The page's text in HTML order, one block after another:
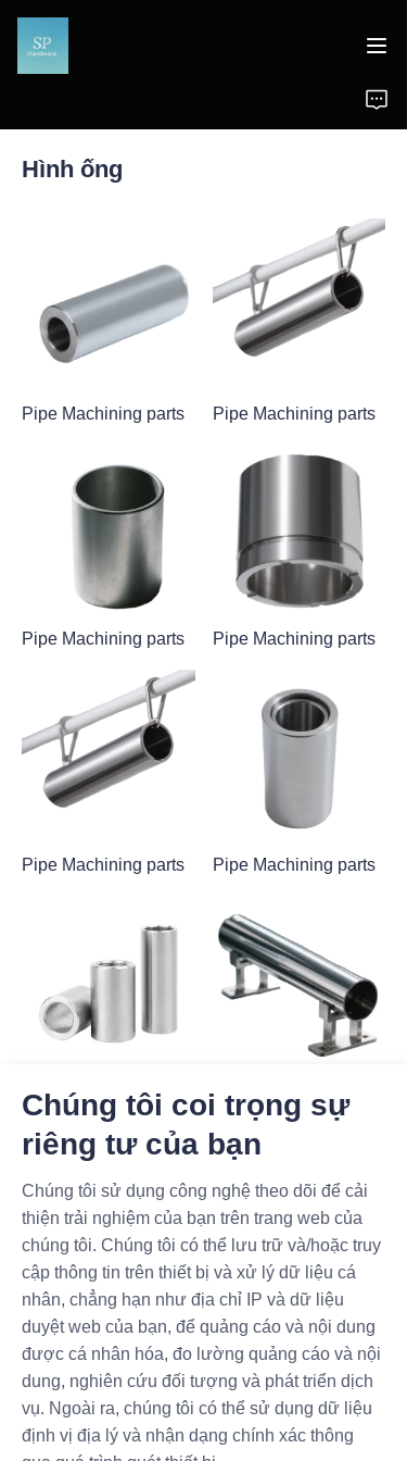
Hình ống
Pipe Machining parts Pipe Machining parts
Pipe Machining parts Pipe Machining parts
Pipe Machining parts Pipe Machining parts
Pipe Machining parts Pipe Machining parts
Pipe Machining parts Pipe Machining parts
Chúng tôi coi trọng sự
riêng tư của bạn
Chúng tôi sử dụng công nghệ theo dõi để cải
thiện trải nghiệm của bạn trên trang web của
chúng tôi. Chúng tôi có thể lưu trữ và/hoặc truy
cập thông tin trên thiết bị và xử lý dữ liệu cá
nhân, chẳng hạn như địa chỉ IP và dữ liệu
duyệt web của bạn, để quảng cáo và nội dung
được cá nhân hóa, đo lường quảng cáo và nội
dung, nghiên cứu đối tượng và phát triển dịch
vụ. Ngoài ra, chúng tôi có thể sử dụng dữ liệu
định vị địa lý và nhận dạng chính xác thông
Sản phẩm